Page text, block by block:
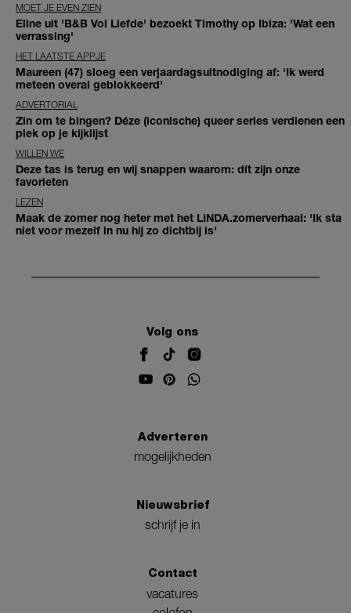
MOET JE EVEN ZIEN
Eline uit 'B&B Vol Liefde' bezoekt Timothy op Ibiza: 'Wat een
verrassing'
HET LAATSTE APPJE
Maureen (47) sloeg een verjaardagsuitnodiging af: 'Ik werd
meteen overal geblokkeerd'
ADVERTORIAL
Zin om te bingen? Déze (iconische) queer series verdienen een
plek op je kijklijst
WILLEN WE
Deze tas is terug en wij snappen waarom: dít zijn onze
favorieten
LEZEN
Maak de zomer nog heter met het LINDA.zomerverhaal: 'Ik sta
niet voor mezelf in nu hij zo dichtbij is'
Volg ons
Adverteren
mogelijkheden
Nieuwsbrief
schrijf je in
Contact
vacatures